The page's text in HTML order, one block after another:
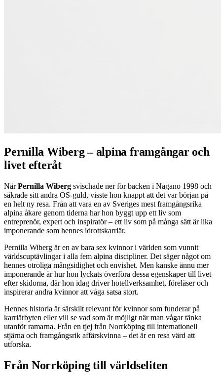
Pernilla Wiberg – alpina framgångar och
livet efteråt
NärPernilla Wiberg svischade ner för backen i Nagano 1998 och
säkrade sitt andra OS-guld, visste hon knappt att det var början på
en helt ny resa. Från att vara en av Sveriges mest framgångsrika
alpina åkare genom tiderna har hon byggt upp ett liv som
entreprenör, expert och inspiratör – ett liv som på många sätt är lika
imponerande som hennes idrottskarriär.
Pernilla Wiberg är en av bara sex kvinnor i världen som vunnit
världscuptävlingar i alla fem alpina discipliner. Det säger något om
hennes otroliga mångsidighet och envishet. Men kanske ännu mer
imponerande är hur hon lyckats överföra dessa egenskaper till livet
efter skidorna, där hon idag driver hotellverksamhet, föreläser och
inspirerar andra kvinnor att våga satsa stort.
Hennes historia är särskilt relevant för kvinnor som funderar på
karriärbyten eller vill se vad som är möjligt när man vågar tänka
utanför ramarna. Från en tjej från Norrköping till internationell
stjärna och framgångsrik affärskvinna – det är en resa värd att
utforska.
Från Norrköping till världseliten